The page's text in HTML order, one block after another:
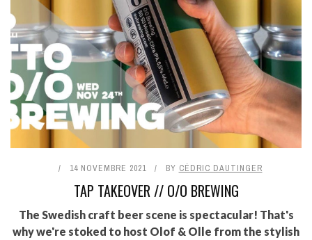
14 NOVEMBRE 2021 BY CÉDRIC DAUTINGER
TAP TAKEOVER // O/O BREWING
The Swedish craft beer scene is spectacular! That's
why we're stoked to host Olof & Olle from the stylish